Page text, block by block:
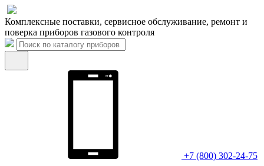
Комплексные поставки, сервисное обслуживание, ремонт и
поверка приборов газового контроля
+7 (800) 302-24-75